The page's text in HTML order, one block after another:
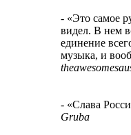
- «Это самое
видел. В нем
единение
музыка, и
- «Слава
Gruba